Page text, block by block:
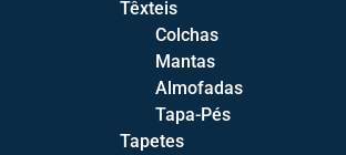
Para mais informações ou em caso de dúvidas,
Têxteis
Colchas
Mantas
Almofadas
Tapa-Pés
Tapetes